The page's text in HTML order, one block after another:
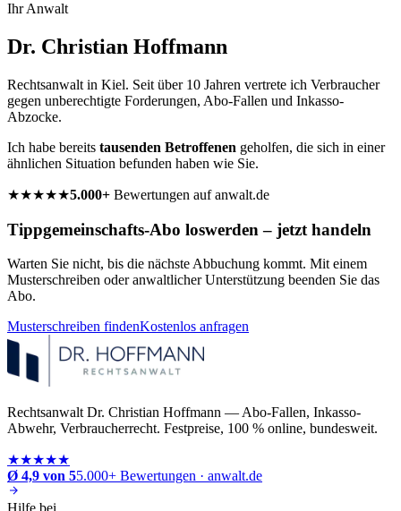
Ihr Anwalt
Dr. Christian Hoffmann
Rechtsanwalt in Kiel. Seit über 10 Jahren vertrete ich Verbraucher
gegen unberechtigte Forderungen, Abo-Fallen und Inkasso-
Abzocke.
Ich habe bereits tausenden Betroffenen geholfen, die sich in einer
ähnlichen Situation befunden haben wie Sie.
★★★★★5.000+ Bewertungen auf anwalt.de
Tippgemeinschafts-Abo loswerden – jetzt handeln
Warten Sie nicht, bis die nächste Abbuchung kommt. Mit einem
Musterschreiben oder anwaltlicher Unterstützung beenden Sie das
Abo.
Musterschreiben findenKostenlos anfragen
Rechtsanwalt Dr. Christian Hoffmann — Abo-Fallen, Inkasso-
Abwehr, Verbraucherrecht. Festpreise, 100 % online, bundesweit.
★★★★★
Ø 4,9 von 55.000+ Bewertungen · anwalt.de